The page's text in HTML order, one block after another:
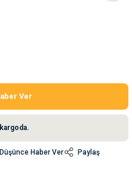
Ver
Haber Ver
Paylaş